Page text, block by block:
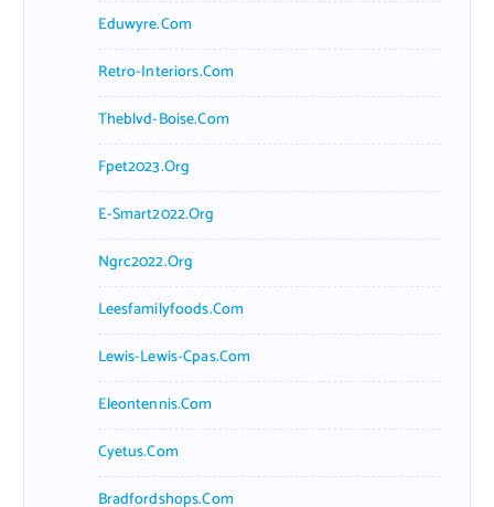
Eduwyre.com
Retro-Interiors.com
Theblvd-Boise.com
Fpet2023.org
E-Smart2022.org
Ngrc2022.org
Leesfamilyfoods.com
Lewis-Lewis-Cpas.com
Eleontennis.com
Cyetus.com
Bradfordshops.com